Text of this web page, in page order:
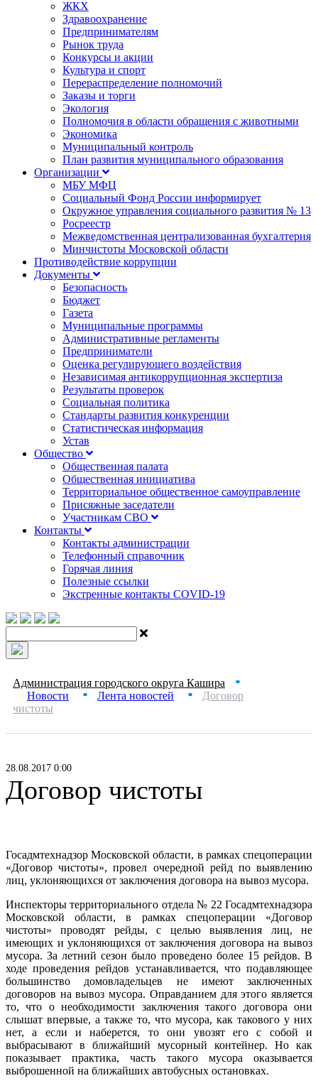
ЖКХ
Здравоохранение
Предпринимателям
Рынок труда
Конкурсы и акции
Культура и спорт
Перераспределение полномочий
Заказы и торги
Экология
Полномочия в области обращения с животными
Экономика
Муниципальный контроль
План развития муниципального образования
Организации
МБУ МФЦ
Социальный Фонд России информирует
Окружное управления социального развития № 13
Росреестр
Межведомственная централизованная бухгалтерия
Минчистоты Московской области
Противодействие коррупции
Документы
Безопасность
Бюджет
Газета
Муниципальные программы
Административные регламенты
Предприниматели
Оценка регулирующего воздействия
Независимая антикоррупционная экспертиза
Результаты проверок
Социальная политика
Стандарты развития конкуренции
Статистическая информация
Устав
Общество
Общественная палата
Общественная инициатива
Территориальное общественное самоуправление
Присяжные заседатели
Участникам СВО
Контакты
Контакты администрации
Телефонный справочник
Горячая линия
Полезные ссылки
Экстренные контакты COVID-19
Администрация городского округа Кашира ■
Новости ■ Лента новостей ■
Договор
чистоты
28.08.2017 0:00
Договор чистоты
Госадмтехнадзор Московской области, в рамках спецоперации
«Договор чистоты», провел очередной рейд по выявлению
лиц, уклоняющихся от заключения договора на вывоз мусора.
Инспекторы территориального отдела № 22 Госадмтехнадзора
Московской области, в рамках спецоперации «Договор
чистоты» проводят рейды, с целью выявления лиц, не
имеющих и уклоняющихся от заключения договора на вывоз
мусора. За летний сезон было проведено более 15 рейдов. В
ходе проведения рейдов устанавливается, что подавляющее
большинство домовладельцев не имеют заключенных
договоров на вывоз мусора. Оправданием для этого является
то, что о необходимости заключения такого договора они
слышат впервые, а также то, что мусора, как такового у них
нет, а если и наберется, то они увозят его с собой и
выбрасывают в ближайший мусорный контейнер. Но как
показывает практика, часть такого мусора оказывается
выброшенной на ближайших автобусных остановках.